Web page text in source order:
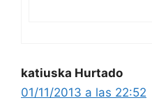
katiuska Hurtado
01/11/2013 a las 22:52